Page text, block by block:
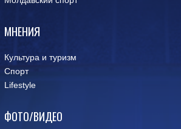
МНЕНИЯ
Культура и туризм
Спорт
Lifestyle
ФОТО/ВИДЕО